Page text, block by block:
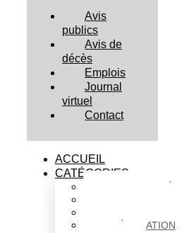
Avis
publics
Avis de
décès
Emplois
Journal
virtuel
Contact
ACCUEIL
CATÉGORIES
ÉDUCATION